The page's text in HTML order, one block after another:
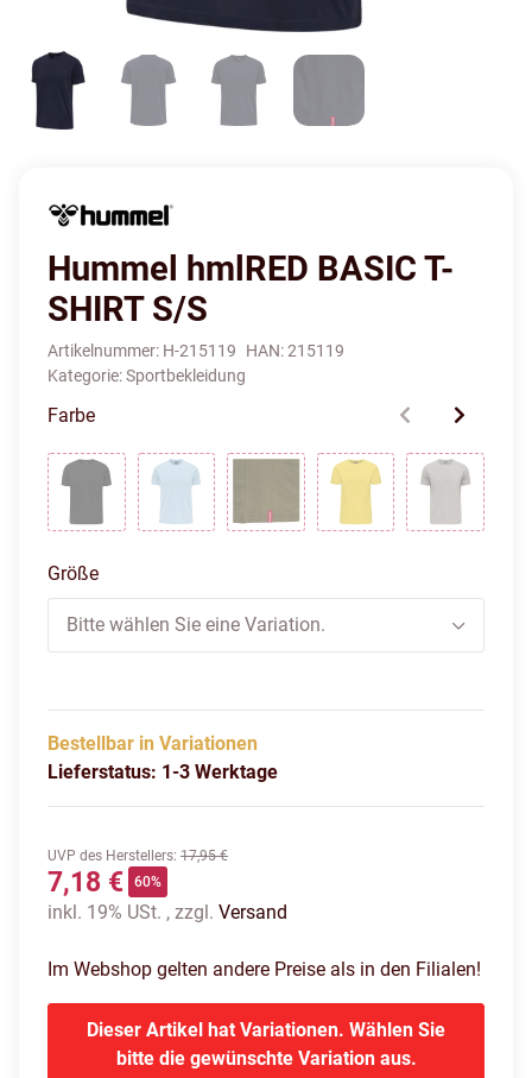
Hummel hmlRED BASIC T-
SHIRT S/S
Artikelnummer: H-215119 HAN:215119
Kategorie:Sportbekleidung
Farbe
Größe
Bitte wählen Sie eine Variation.
Bestellbar in Variationen
Lieferstatus: 1-3 Werktage
UVP des Herstellers: 17,95 €
7,18 € 60%
inkl. 19% USt. , zzgl. Versand
Im Webshop gelten andere Preise als in den Filialen!
Dieser Artikel hat Variationen. Wählen Sie
bitte die gewünschte Variation aus.